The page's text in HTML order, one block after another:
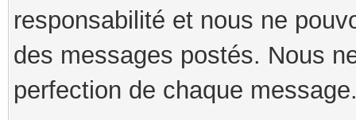
responsabilité et nous ne
des messages postés. Nous
perfection de chaque